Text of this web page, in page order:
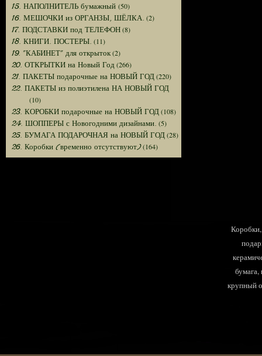
15. НАПОЛНИТЕЛЬ бумажный (50)
16. МЕШОЧКИ из ОРГАНЗЫ, ШЁЛКА. (2)
17. ПОДСТАВКИ под ТЕЛЕФОН(8)
18. КНИГИ. ПОСТЕРЫ. (11)
19. "КАБИНЕТ" для открыток(2)
20. ОТКРЫТКИ на Новый Год (266)
21. ПАКЕТЫ подарочные на НОВЫЙ ГОД(220)
22. ПАКЕТЫ из полиэтилена НА НОВЫЙ ГОД
(10)
23. КОРОБКИ подарочные на НОВЫЙ ГОД(108)
24. ШОППЕРЫ с Новогодними дизайнами. (5)
25. БУМАГА ПОДАРОЧНАЯ на НОВЫЙ ГОД(28)
26. Коробки (временно отсутствуют)(164)
крупный